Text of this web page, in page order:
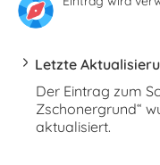
Letzte
Der Eintrag zum
Zschonergrund“
aktualisiert.